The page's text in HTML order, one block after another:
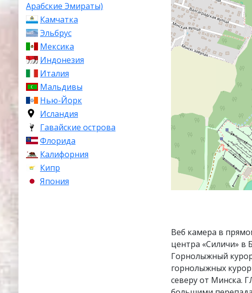
Арабские Эмираты)
Камчатка
Эльбрус
Мексика
Индонезия
Италия
Мальдивы
Нью-Йорк
Исландия
Гавайские острова
Флорида
Калифорния
Кипр
Япония
Веб камера в
центра «Силичи» в
Горнолыжный
горнолыжных
северу от Минска.